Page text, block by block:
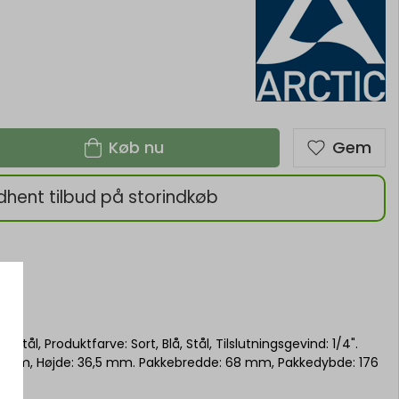
Køb nu Gem
tilbud på storindkøb
Stål, Produktfarve: Sort, Blå, Stål, Tilslutningsgevind: 1/4".
mm, Højde: 36,5 mm. Pakkebredde: 68 mm, Pakkedybde: 176